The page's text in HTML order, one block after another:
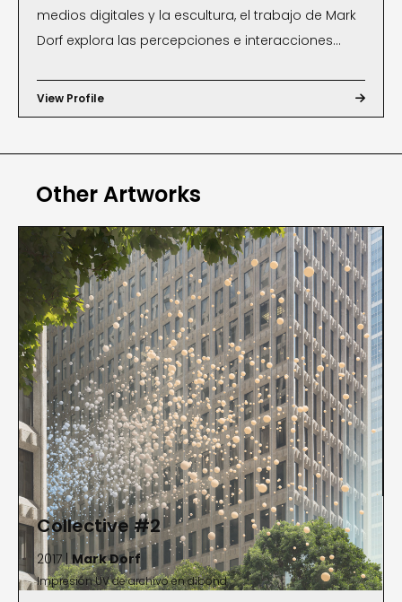
medios digitales y la escultura, el trabajo de Mark
Dorf explora las percepciones e interacciones
urbanismo, diseño y entornos virtuales. En
oposición a ver estos temas como
planetaria inclusiva y viva. Más recientemente, Dorf
ha analizado minuciosamente la influencia de la
era de la información, examinando cómo la
cultura occidental encuentra y entiende el entorno
a través de los filtros de la ciencia, el lenguaje y la
tecnología. Oriundo de Louisville, Kentucky, Dorf
vive en la ciudad de Nueva York y ha expuesto a
nivel nacional e internacional, incluso en el Foam
Photography Museum, Ámsterdam, Países Bajos;
el Museum für Gestating, Suiza; Frankfurter
Kunstverein, Alemania; Postmasters Gallery, Nueva
York; bitforms Gallery, Nueva York; el Museo de Arte
Contemporáneo Lima, Perú; y el SCAD Museum of
Art, Savannah, Georgia. La obra de Dorf ha sido
publicada en numerosos libros, entre ellos dos
monografías.
View Profile 
Other Artworks
Collective #2
2017 |Mark Dorf
Impresión UV de archivo en dibond